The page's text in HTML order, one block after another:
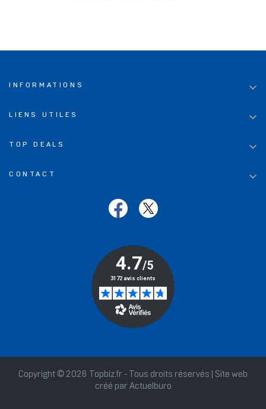
INFORMATIONS 
LIENS UTILES 
TOP DEALS 
CONTACT 
Copyright © 2026 Topbiz.fr - Tous droits réservés | Site web
créé par Actuelburo